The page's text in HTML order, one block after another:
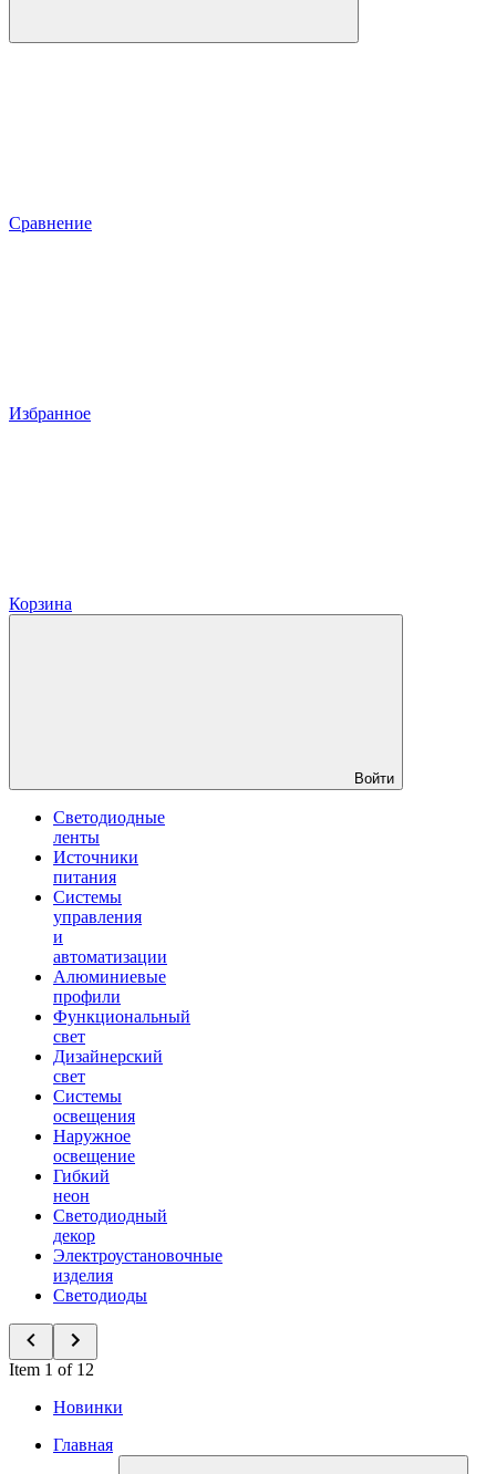
Сравнение
Избранное
Корзина
Войти
Светодиодные
ленты
Источники
питания
Системы
управления
и
автоматизации
Алюминиевые
профили
Функциональный
свет
Дизайнерский
свет
Системы
освещения
Наружное
освещение
Гибкий
неон
Светодиодный
декор
Электроустановочные
изделия
Светодиоды
Item 1 of 12
Новинки
Главная